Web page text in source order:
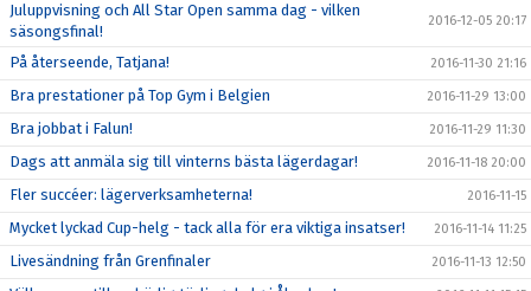
Juluppvisning och All Star Open samma dag - vilken
säsongsfinal!
2016-12-05 20:17
På återseende, Tatjana! 2016-11-30 21:16
Bra prestationer på Top Gym i Belgien 2016-11-29 13:00
Bra jobbat i Falun! 2016-11-29 11:30
Dags att anmäla sig till vinterns bästa lägerdagar! 2016-11-18 20:00
Fler succéer: lägerverksamheterna! 2016-11-15
Mycket lyckad Cup-helg - tack alla för era viktiga insatser! 2016-11-14 11:25
Livesändning från Grenfinaler 2016-11-13 12:50